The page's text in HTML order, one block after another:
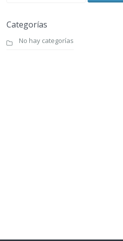
Categorías
No hay categorías